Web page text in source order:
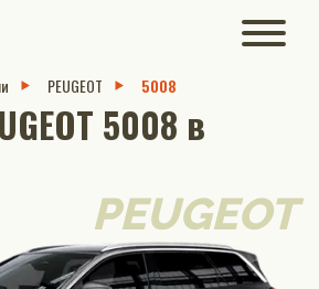
PEUGEOT 5008
5008 в
PEUGEOT